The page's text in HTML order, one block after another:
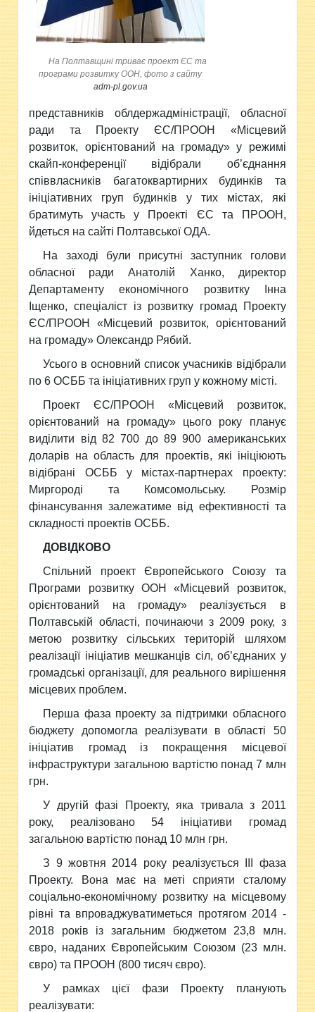
На Полтавщині триває проект ЄС та
програми розвитку ООН, фото з сайту
adm-pl.gov.ua
представників облдержадміністрації, обласної
ради та Проекту ЄС/ПРООН «Місцевий
розвиток, орієнтований на громаду» у режимі
скайп-конференції відібрали об’єднання
співвласників багатоквартирних будинків та
ініціативних груп будинків у тих містах, які
братимуть участь у Проекті ЄС та ПРООН,
йдеться на сайті Полтавської ОДА.
На заході були присутні заступник голови
обласної ради Анатолій Ханко, директор
Департаменту економічного розвитку Інна
Іщенко, спеціаліст із розвитку громад Проекту
ЄС/ПРООН «Місцевий розвиток, орієнтований
на громаду» Олександр Рябий.
Усього в основний список учасників відібрали
по 6 ОСББ та ініціативних груп у кожному місті.
Проект ЄС/ПРООН «Місцевий розвиток,
орієнтований на громаду» цього року планує
виділити від 82 700 до 89 900 американських
доларів на область для проектів, які ініціюють
відібрані ОСББ у містах-партнерах проекту:
Миргороді та Комсомольську. Розмір
фінансування залежатиме від ефективності та
складності проектів ОСББ.
ДОВІДКОВО
Спільний проект Європейського Союзу та
Програми розвитку ООН «Місцевий розвиток,
орієнтований на громаду» реалізується в
Полтавській області, починаючи з 2009 року, з
метою розвитку сільських територій шляхом
реалізації ініціатив мешканців сіл, об’єднаних у
громадські організації, для реального вирішення
місцевих проблем.
Перша фаза проекту за підтримки обласного
бюджету допомогла реалізувати в області 50
ініціатив громад із покращення місцевої
інфраструктури загальною вартістю понад 7 млн
грн.
У другій фазі Проекту, яка тривала з 2011
року, реалізовано 54 ініціативи громад
загальною вартістю понад 10 млн грн.
З 9 жовтня 2014 року реалізується ІІІ фаза
Проекту. Вона має на меті сприяти сталому
соціально-економічному розвитку на місцевому
рівні та впроваджуватиметься протягом 2014 -
2018 років із загальним бюджетом 23,8 млн.
євро, наданих Європейським Союзом (23 млн.
євро) та ПРООН (800 тисяч євро).
У рамках цієї фази Проекту планують
реалізувати: